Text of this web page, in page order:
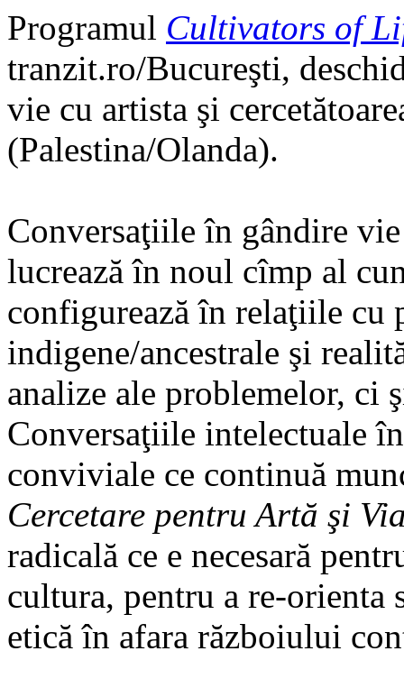
Programul Cultivators of
tranzit.ro/Bucureşti,
vie cu artista şi
(Palestina/Olanda).
Conversaţiile în gândire
lucrează în noul cîmp al
configurează în relaţiile cu
indigene/ancestrale şi
analize ale problemelor, ci
Conversaţiile intelectuale
conviviale ce continuă
Cercetare pentru Artă şi
radicală ce e necesară
cultura, pentru a re-orienta
etică în afara războiului